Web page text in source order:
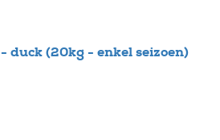
duck (20kg - enkel seizoen)